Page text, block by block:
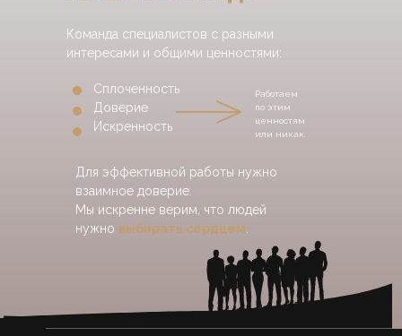
Команда специалистов с разными
интересами и общими ценностями:
Сплоченность
Доверие
Искренность
Работаем
по этим
ценностям
или никак.
Для эффективной работы нужно
взаимное доверие.
Мы искренне верим, что людей
нужно выбирать сердцем